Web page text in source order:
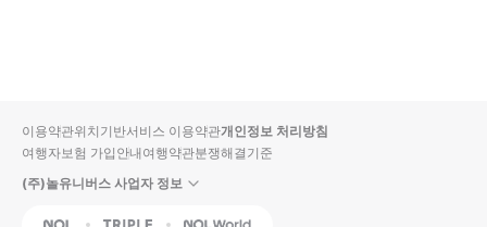
입니
다.
순
상
이용약관위치기반서비스 이용약관개인정보 처리방침
여행자보험 가입안내여행약관분쟁해결기준
(주)놀유니버스 사업자 정보